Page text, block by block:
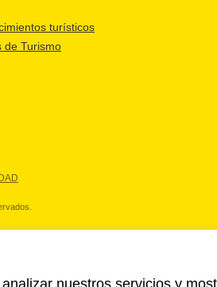
turísticos
de Turismo
nuestros servicios y